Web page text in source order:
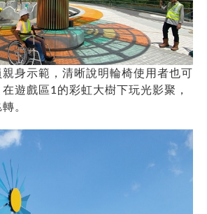
身示範，清晰說明輪椅使用者也可
遊戲區1的彩虹大樹下玩光影聚，
。